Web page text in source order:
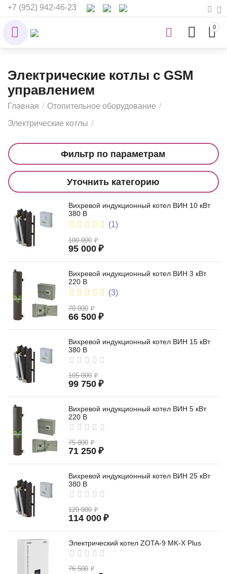
+7 (952) 942-46-23
0
Электрические котлы с GSM
управлением
Главная / Отопительное оборудование /
Электрические котлы /
Фильтр по параметрам
Уточнить категорию
Вихревой индукционный котел ВИН 10 кВт
380 В
(1)
100 000 ₽
95 000 ₽
Вихревой индукционный котел ВИН 3 кВт
220 В
(3)
70 000 ₽
66 500 ₽
Вихревой индукционный котел ВИН 15 кВт
380 В
105 000 ₽
99 750 ₽
Вихревой индукционный котел ВИН 5 кВт
220 В
75 000 ₽
71 250 ₽
Вихревой индукционный котел ВИН 25 кВт
380 В
120 000 ₽
114 000 ₽
Электрический котел ZOTA-9 MK-X Plus
76 500 ₽